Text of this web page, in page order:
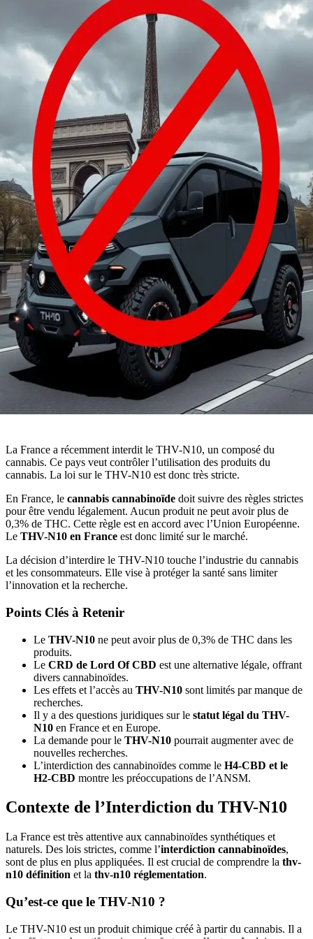
La France a récemment interdit le THV-N10, un composé du
cannabis. Ce pays veut contrôler l’utilisation des produits du
cannabis. La loi sur le THV-N10 est donc très stricte.
En France, le cannabis cannabinoïde doit suivre des règles strictes
pour être vendu légalement. Aucun produit ne peut avoir plus de
0,3% de THC. Cette règle est en accord avec l’Union Européenne.
Le THV-N10 en France est donc limité sur le marché.
La décision d’interdire le THV-N10 touche l’industrie du cannabis
et les consommateurs. Elle vise à protéger la santé sans limiter
l’innovation et la recherche.
Points Clés à Retenir
Le THV-N10 ne peut avoir plus de 0,3% de THC dans les
produits.
Le CRD de Lord Of CBD est une alternative légale, offrant
divers cannabinoïdes.
Les effets et l’accès au THV-N10 sont limités par manque de
recherches.
Il y a des questions juridiques sur le statut légal du THV-
N10 en France et en Europe.
La demande pour le THV-N10 pourrait augmenter avec de
nouvelles recherches.
L’interdiction des cannabinoïdes comme le H4-CBD et le
H2-CBD montre les préoccupations de l’ANSM.
Contexte de l’Interdiction du THV-N10
La France est très attentive aux cannabinoïdes synthétiques et
naturels. Des lois strictes, comme l’interdiction cannabinoïdes,
sont de plus en plus appliquées. Il est crucial de comprendre la thv-
n10 définition et la thv-n10 réglementation.
Qu’est-ce que le THV-N10 ?
Le THV-N10 est un produit chimique créé à partir du cannabis. Il a